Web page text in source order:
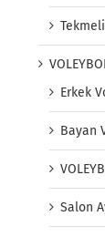
Erkek
Bayan
Salon